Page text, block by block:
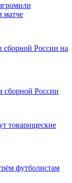
матче
России на
сборной России
товарищеские
футболистам